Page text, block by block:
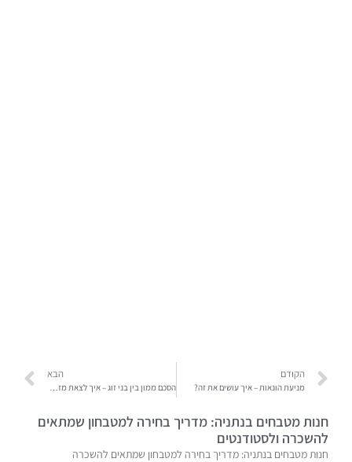
הקודם
מניעת הונאות – איך עושים את זה?
הבא
חנות מטבחים בנתניה: מדריך בחירה למטבחון שמתאים
להשכרה ולסטודנטים
חנות מטבחים בנתניה: מדריך בחירה למטבחון שמתאים להשכרה